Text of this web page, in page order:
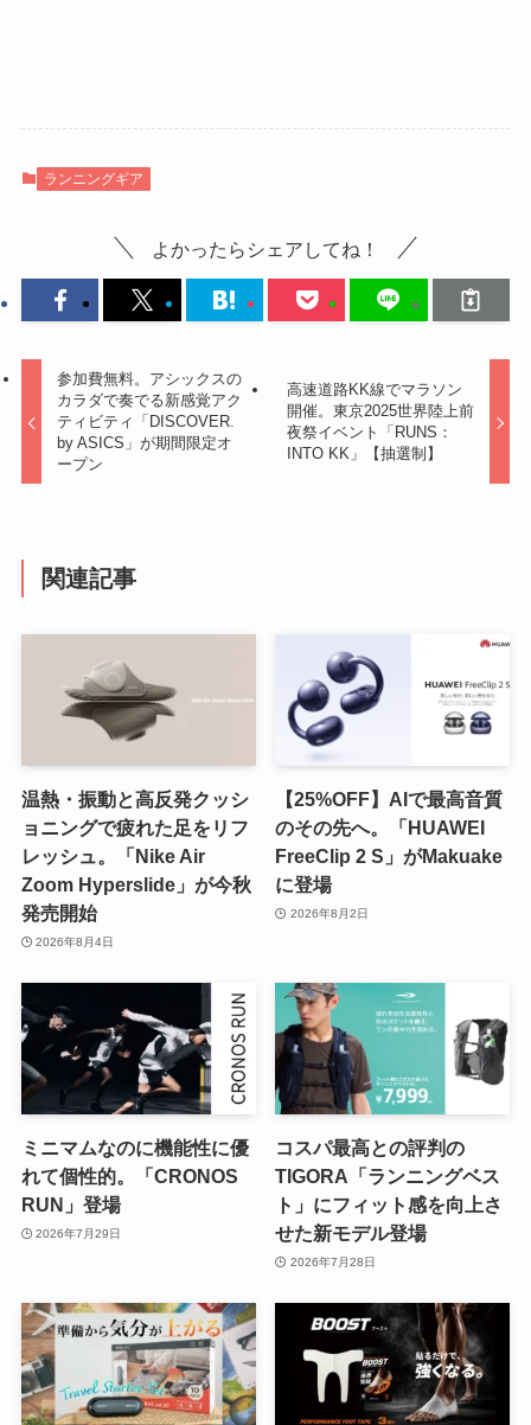
ランニングギア
よかったらシェアしてね！
参加費無料。アシックスの
カラダで奏でる新感覚アク
ティビティ「DISCOVER.
by ASICS」が期間限定オ
ープン
高速道路KK線でマラソン
開催。東京2025世界陸上前
夜祭イベント「RUNS：
INTO KK」【抽選制】
関連記事
温熱・振動と高反発クッシ
ョニングで疲れた足をリフ
レッシュ。「Nike Air
Zoom Hyperslide」が今秋
発売開始
2026年8月4日
【25%OFF】AIで最高音質
のその先へ。「HUAWEI
FreeClip 2 S」がMakuake
に登場
2026年8月2日
ミニマムなのに機能性に優
れて個性的。「CRONOS
RUN」登場
2026年7月29日
コスパ最高との評判の
TIGORA「ランニングベス
ト」にフィット感を向上さ
せた新モデル登場
2026年7月28日